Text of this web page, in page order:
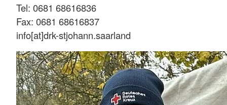
Tel: 0681 68616836
Fax: 0681 68616837
info[at]drk-stjohann.saarland